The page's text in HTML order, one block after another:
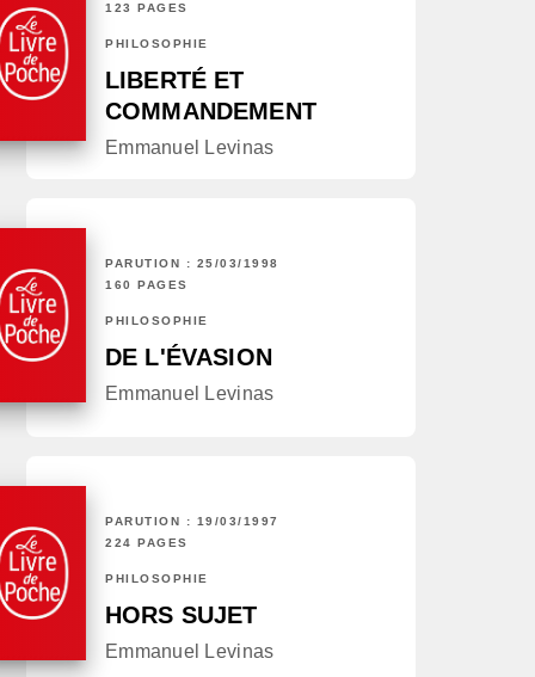
123 PAGES
PHILOSOPHIE
LIBERTÉ ET
COMMANDEMENT
Emmanuel Levinas
PARUTION : 25/03/1998
160 PAGES
PHILOSOPHIE
DE L'ÉVASION
Emmanuel Levinas
PARUTION : 19/03/1997
224 PAGES
PHILOSOPHIE
HORS SUJET
Emmanuel Levinas